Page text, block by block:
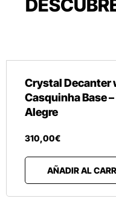
Crystal Decanter
Casquinha Base
Alegre
310,00€
AÑADIR AL